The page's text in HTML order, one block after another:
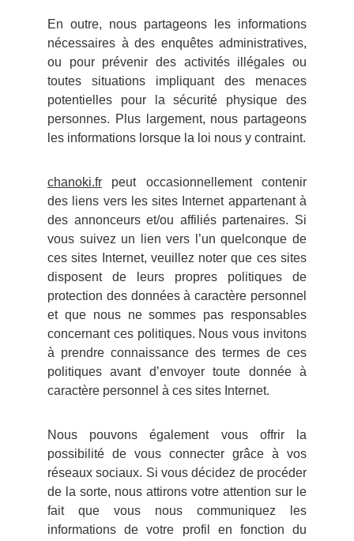
En outre, nous partageons les informations
nécessaires à des enquêtes administratives,
ou pour prévenir des activités illégales ou
toutes situations impliquant des menaces
potentielles pour la sécurité physique des
personnes. Plus largement, nous partageons
les informations lorsque la loi nous y contraint.
chanoki.fr peut occasionnellement contenir
des liens vers les sites Internet appartenant à
des annonceurs et/ou affiliés partenaires. Si
vous suivez un lien vers l’un quelconque de
ces sites Internet, veuillez noter que ces sites
disposent de leurs propres politiques de
protection des données à caractère personnel
et que nous ne sommes pas responsables
concernant ces politiques. Nous vous invitons
à prendre connaissance des termes de ces
politiques avant d’envoyer toute donnée à
caractère personnel à ces sites Internet.
Nous pouvons également vous offrir la
possibilité de vous connecter grâce à vos
réseaux sociaux. Si vous décidez de procéder
de la sorte, nous attirons votre attention sur le
fait que vous nous communiquez les
informations de votre profil en fonction du